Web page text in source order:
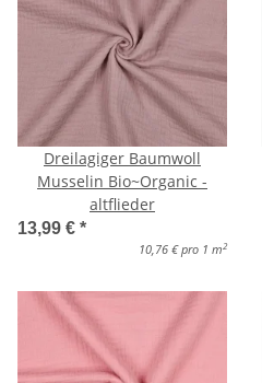
Dreilagiger Baumwoll
Musselin Bio~Organic -
altflieder
13,99 € *
10,76 € pro 1 m 2